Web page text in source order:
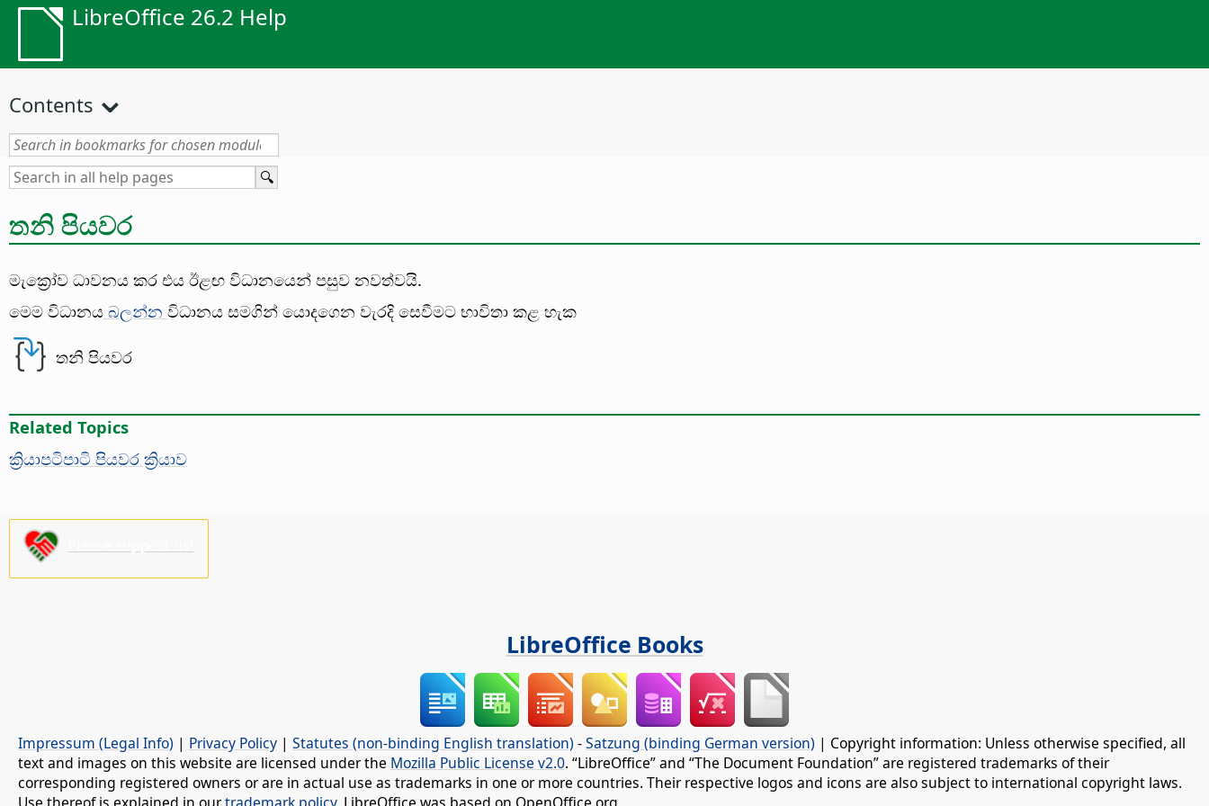
LibreOffice 26.2 Help
Contents
තනි පියවර
මැක්‍රෝව ධාවනය කර එය ඊළඟ විධානයෙන් පසුව නවත්වයි.
මෙම විධානය බලන්න විධානය සමගින් යොදගෙන වැරදි සෙවීමට භාවිතා කළ හැක
තනි පියවර
Related Topics
ක්‍රියාපටිපාටි පියවර ක්‍රියාව
LibreOffice Books
Impressum (Legal Info) | Privacy Policy | Statutes (non-binding English translation) -Satzung (binding German version) | Copyright information: Unless otherwise specified, all
text and images on this website are licensed under the Mozilla Public License v2.0. “LibreOffice” and “The Document Foundation” are registered trademarks of their
corresponding registered owners or are in actual use as trademarks in one or more countries. Their respective logos and icons are also subject to international copyright laws.